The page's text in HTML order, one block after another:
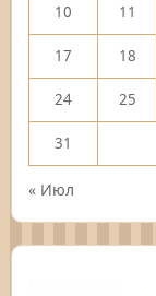
10 11
17 18
24 25
31
« Июл